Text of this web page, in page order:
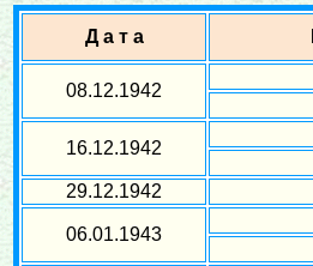
Д а т а
08.12.1942
16.12.1942
29.12.1942
06.01.1943